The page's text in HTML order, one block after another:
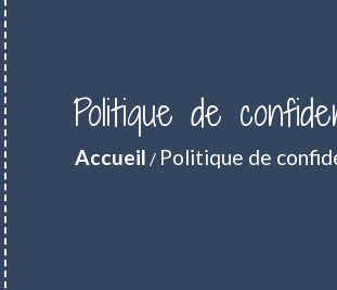
Politique de
Accueil / Politique de